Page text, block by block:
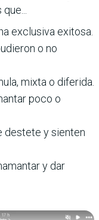
exclusiva exitosa.
o no
mixta o diferida.
poco o
destete y sienten
y dar